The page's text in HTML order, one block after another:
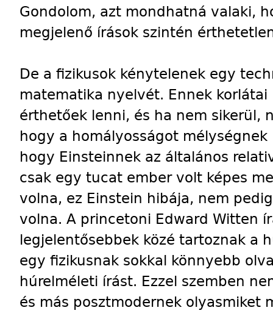
Gondolom, azt mondhatná valaki,
megjelenő írások szintén
De a fizikusok kénytelenek egy
matematika nyelvét. Ennek
érthetőek lenni, és ha nem sikerül,
hogy a homályosságot
hogy Einsteinnek az általános
csak egy tucat ember volt képes
volna, ez Einstein hibája, nem
volna. A princetoni Edward Witten
legjelentősebbek közé tartoznak a
egy fizikusnak sokkal könnyebb
húrelméleti írást. Ezzel szemben
és más posztmodernek olyasmiket